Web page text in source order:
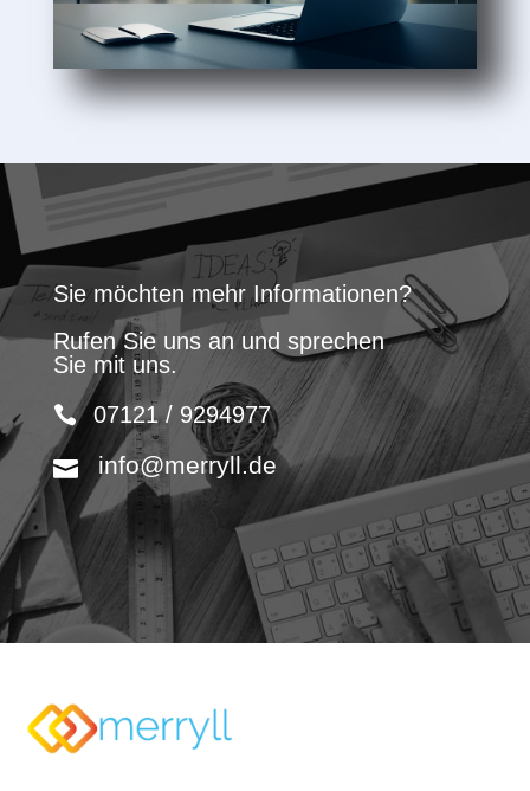
Sie möchten mehr Informationen?
Rufen Sie uns an und sprechen
Sie mit uns.
07121 / 9294977
info@merryll.de